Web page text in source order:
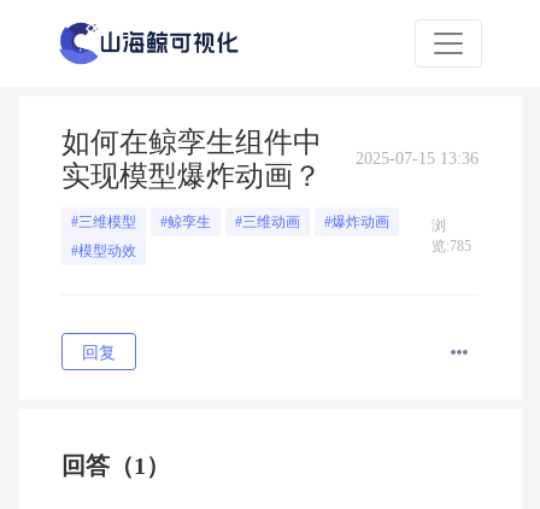
如何在鲸孪生组件中
实现模型爆炸动画？
2025-07-15 13:36
#三维模型 #鲸孪生 #三维动画
#爆炸动画
#模型动效
浏
览:785
回复
回答 （1）